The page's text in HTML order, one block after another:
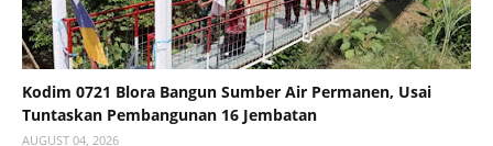
Kodim 0721 Blora Bangun Sumber Air Permanen, Usai
Tuntaskan Pembangunan 16 Jembatan
AUGUST 04, 2026